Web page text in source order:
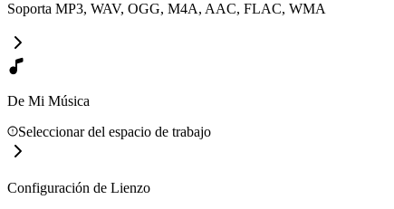
Soporta MP3, WAV, OGG, M4A, AAC, FLAC, WMA
De Mi Música
Seleccionar del espacio de trabajo
Configuración de Lienzo